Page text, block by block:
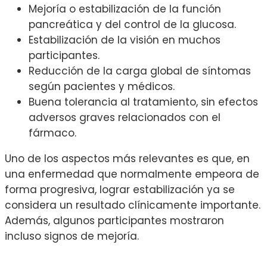
Mejoría o estabilización de la función
pancreática y del control de la glucosa.
Estabilización de la visión en muchos
participantes.
Reducción de la carga global de síntomas
según pacientes y médicos.
Buena tolerancia al tratamiento, sin efectos
adversos graves relacionados con el
fármaco.
Uno de los aspectos más relevantes es que, en
una enfermedad que normalmente empeora de
forma progresiva, lograr estabilización ya se
considera un resultado clínicamente importante.
Además, algunos participantes mostraron
incluso signos de mejoría.